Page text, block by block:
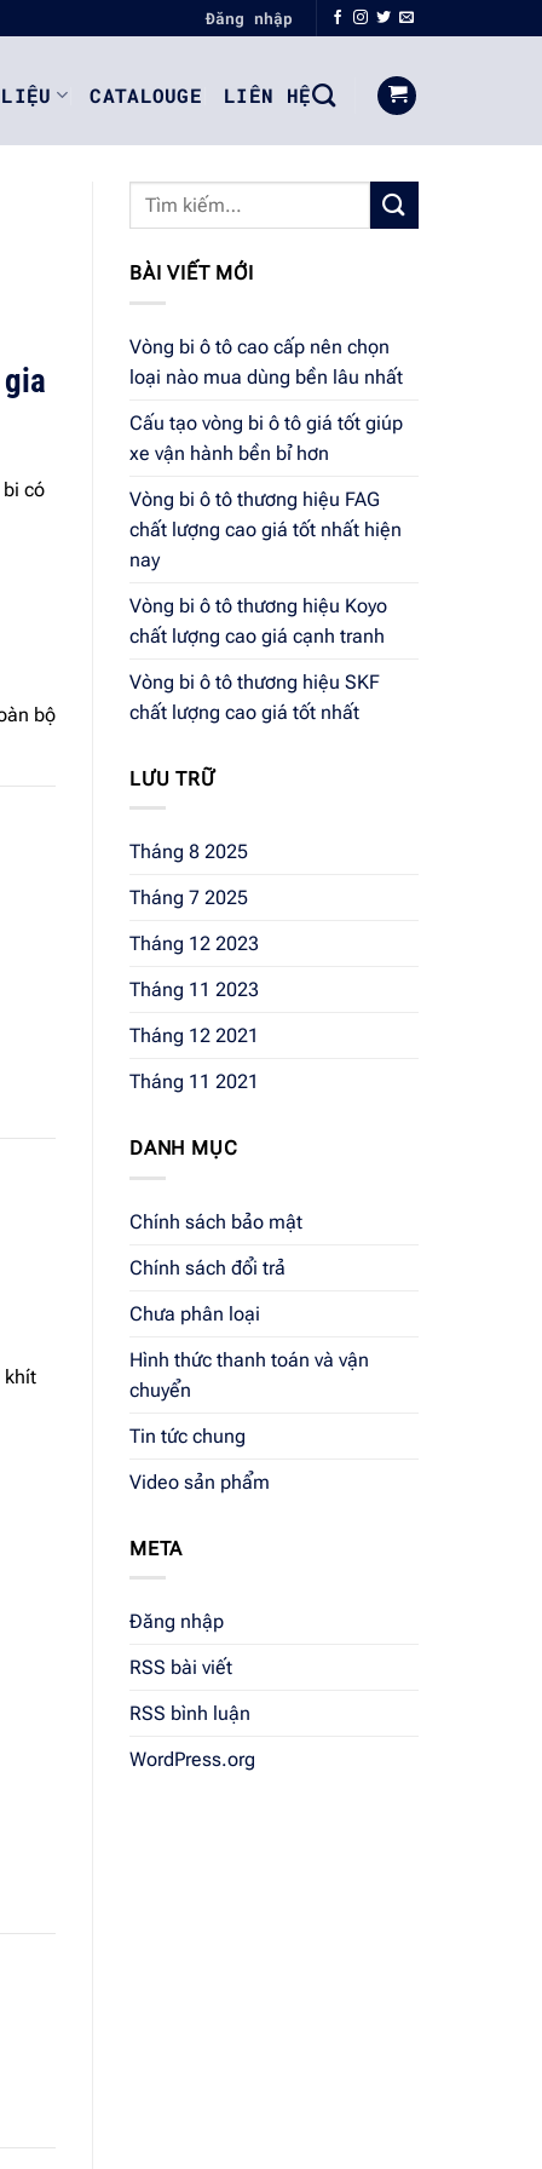
Đăng nhập
CATALOUGE LIÊN HỆ
có
bộ
khít
BÀI VIẾT MỚI
Vòng bi ô tô cao cấp nên chọn
loại nào mua dùng bền lâu nhất
Cấu tạo vòng bi ô tô giá tốt giúp
xe vận hành bền bỉ hơn
Vòng bi ô tô thương hiệu FAG
chất lượng cao giá tốt nhất hiện
nay
Vòng bi ô tô thương hiệu Koyo
chất lượng cao giá cạnh tranh
Vòng bi ô tô thương hiệu SKF
chất lượng cao giá tốt nhất
LƯU TRỮ
Tháng 8 2025
Tháng 7 2025
Tháng 12 2023
Tháng 11 2023
Tháng 12 2021
Tháng 11 2021
DANH MỤC
Chính sách bảo mật
Chính sách đổi trả
Chưa phân loại
Hình thức thanh toán và vận
chuyển
Tin tức chung
Video sản phẩm
META
Đăng nhập
RSS bài viết
RSS bình luận
WordPress.org